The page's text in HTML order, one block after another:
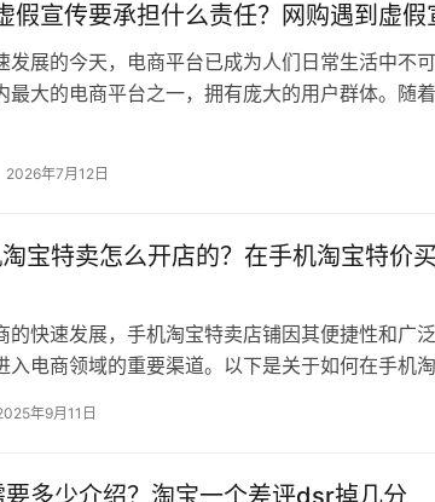
假宣传要承担什么责任？网购遇到虚假
发展的今天，电商平台已成为人们日常生活中不可
最大的电商平台之一，拥有庞大的用户群体。随
2026年7月12日
宝特卖怎么开店的？在手机淘宝特价
的快速发展，手机淘宝特卖店铺因其便捷性和广
入电商领域的重要渠道。以下是关于如何在手机
一、手机淘宝特卖怎么开店的…
年9月11日
多少介绍？淘宝一个差评dsr掉几分